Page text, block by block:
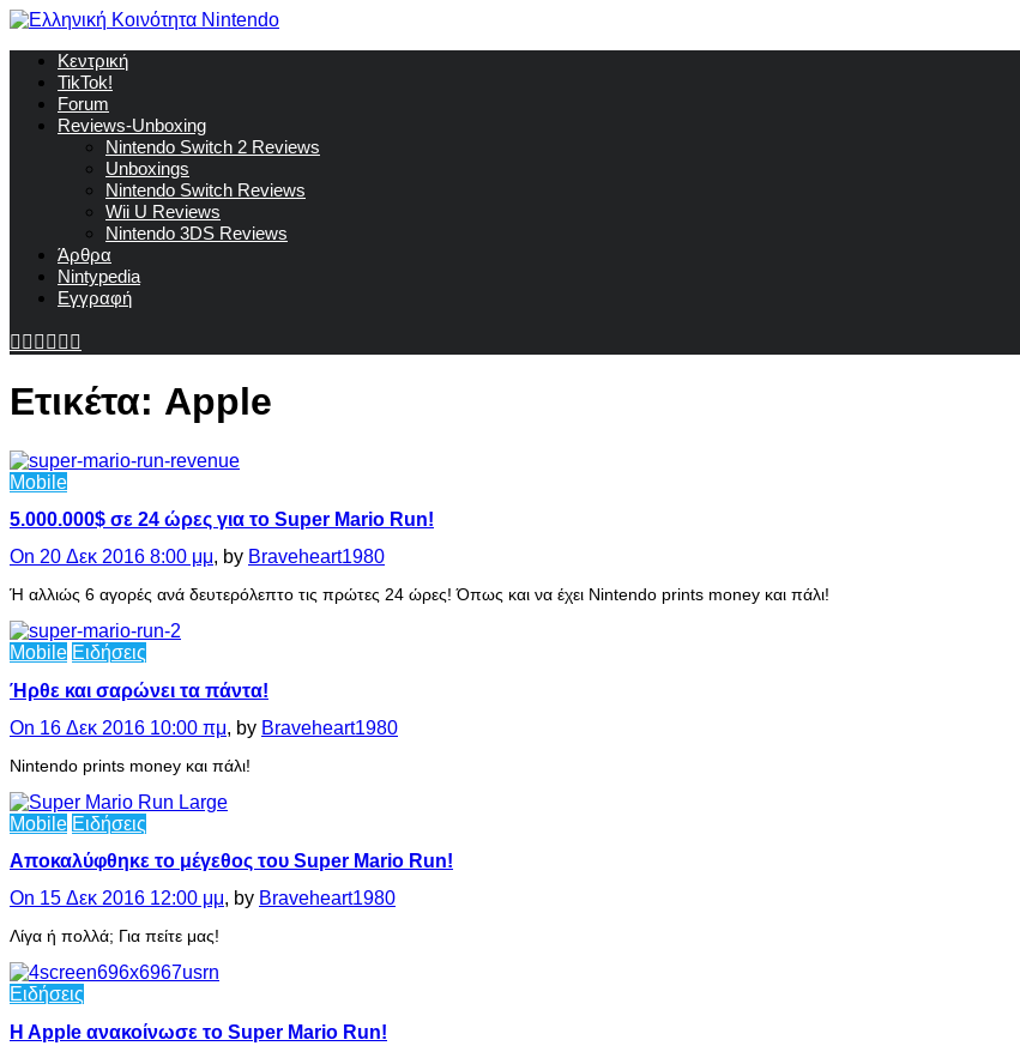
Κεντρική
TikTok!
Forum
Reviews-Unboxing
Nintendo Switch 2 Reviews
Unboxings
Nintendo Switch Reviews
Wii U Reviews
Nintendo 3DS Reviews
Άρθρα
Nintypedia
Εγγραφή
Ετικέτα: Apple
Mobile
5.000.000$ σε 24 ώρες για το Super Mario Run!
On 20 Δεκ 2016 8:00 μμ, by Braveheart1980
Ή αλλιώς 6 αγορές ανά δευτερόλεπτο τις πρώτες 24 ώρες! Όπως και να έχει Nintendo prints money και πάλι!
Mobile Ειδήσεις
Ήρθε και σαρώνει τα πάντα!
On 16 Δεκ 2016 10:00 πμ, by Braveheart1980
Nintendo prints money και πάλι!
Mobile Ειδήσεις
Αποκαλύφθηκε το μέγεθος του Super Mario Run!
On 15 Δεκ 2016 12:00 μμ, by Braveheart1980
Λίγα ή πολλά; Για πείτε μας!
Ειδήσεις
H Apple ανακοίνωσε το Super Mario Run!